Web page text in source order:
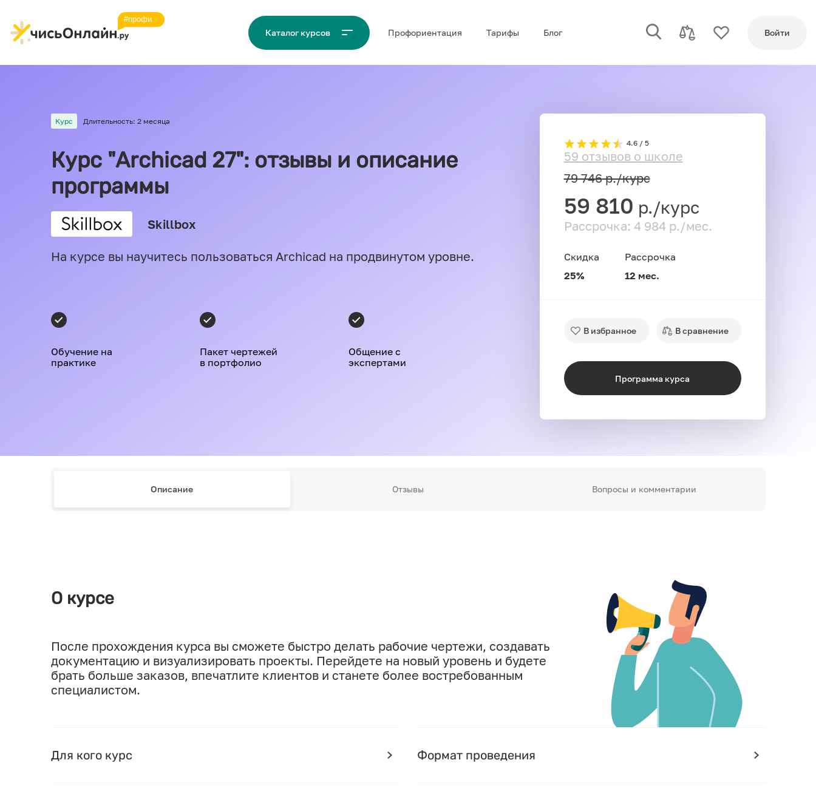
Каталог курсов Проф‌ориентация Тарифы Блог Войти
Курс Длительность: 2 месяца
Курс "Archicad 27": отзывы и описание
программы
Skillbox
На курсе вы научитесь пользоваться Archicad на продвинутом уровне.
Обучение на
практике
Пакет чертежей
в портфолио
Общение с
экспертами
4.6 / 5
59 отзывов о школе
79 746р./курс
59 810 р./курс
Рассрочка: 4 984 р./мес.
Скидка
25%
Рассрочка
12 мес.
В избранное В сравнение
Программа курса
Описание Отзывы Вопросы и комментарии
О курсе
После прохождения курса вы сможете быстро делать рабочие чертежи, создавать
документацию и визуализировать проекты. Перейдете на новый уровень и будете
брать больше заказов, впечатлите клиентов и станете более востребованным
специалистом.
Для кого курс Формат проведения